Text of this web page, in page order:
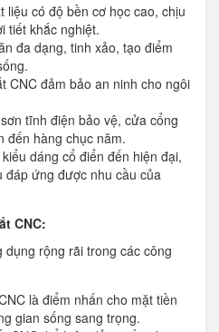
liệu có độ bền cơ học cao, chịu
tiết khắc nghiệt.
đa dạng, tinh xảo, tạo điểm
CNC đảm bảo an ninh cho ngôi
tĩnh điện bảo vệ, cửa cổng
đến hàng chục năm.
dáng cổ điển đến hiện đại,
đáp ứng được nhu cầu của
CNC:
rộng rãi trong các công
là điểm nhấn cho mặt tiền
gian sống sang trọng.